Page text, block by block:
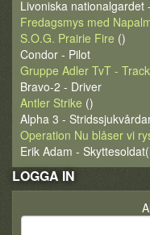
Livoniska nationalgardet
Fredagsmys med
S.O.G. Prairie Fire ()
Condor - Pilot
Gruppe Adler TvT -
Bravo-2 - Driver
Antler Strike ()
Alpha 3 -
Operation Nu blåser vi
Erik Adam -
LOGGA IN